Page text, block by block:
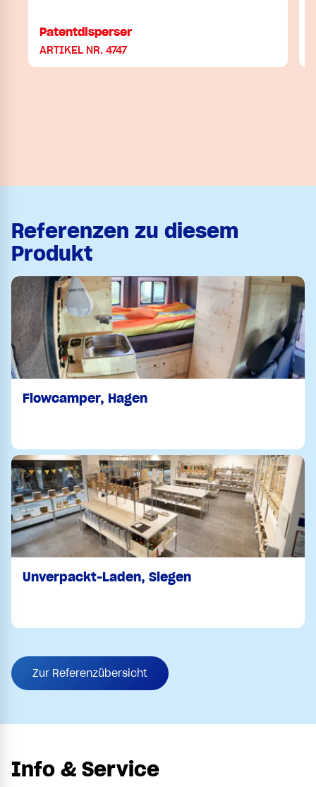
Patentdisperser
ARTIKEL NR. 4747
Referenzen zu diesem
Produkt
Flowcamper, Hagen
Unverpackt-Laden, Siegen
Zur Referenzübersicht
Info & Service